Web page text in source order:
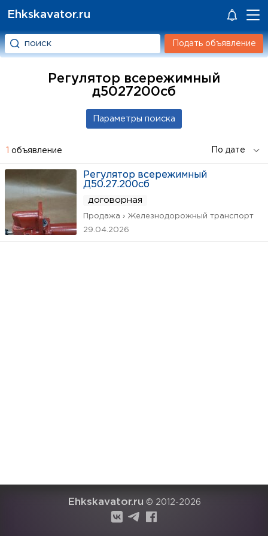
Ehkskavator.ru
Подать объявление
Регулятор всережимный
д5027200сб
1 объявление
Регулятор всережимный
Д50.27.200сб
договорная
Продажа › Железнодорожный транспорт
29.04.2026
Ehkskavator.ru © 2012-2026